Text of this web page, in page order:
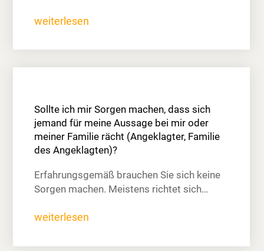
weiterlesen
Sollte ich mir Sorgen machen, dass sich
jemand für meine Aussage bei mir oder
meiner Familie rächt (Angeklagter, Familie
des Angeklagten)?
Erfahrungsgemäß brauchen Sie sich keine
Sorgen machen. Meistens richtet sich…
weiterlesen